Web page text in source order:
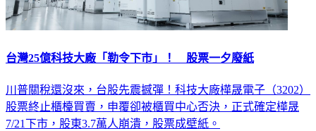
台灣25億科技大廠「勒令下市」！ 股票一夕廢紙
川普關稅還沒來，台股先震撼彈！科技大廠樺晟電子（3202）
股票終止櫃檯買賣，申覆卻被櫃買中心否決，正式確定樺晟
7/21下市，股東3.7萬人崩潰，股票成壁紙。